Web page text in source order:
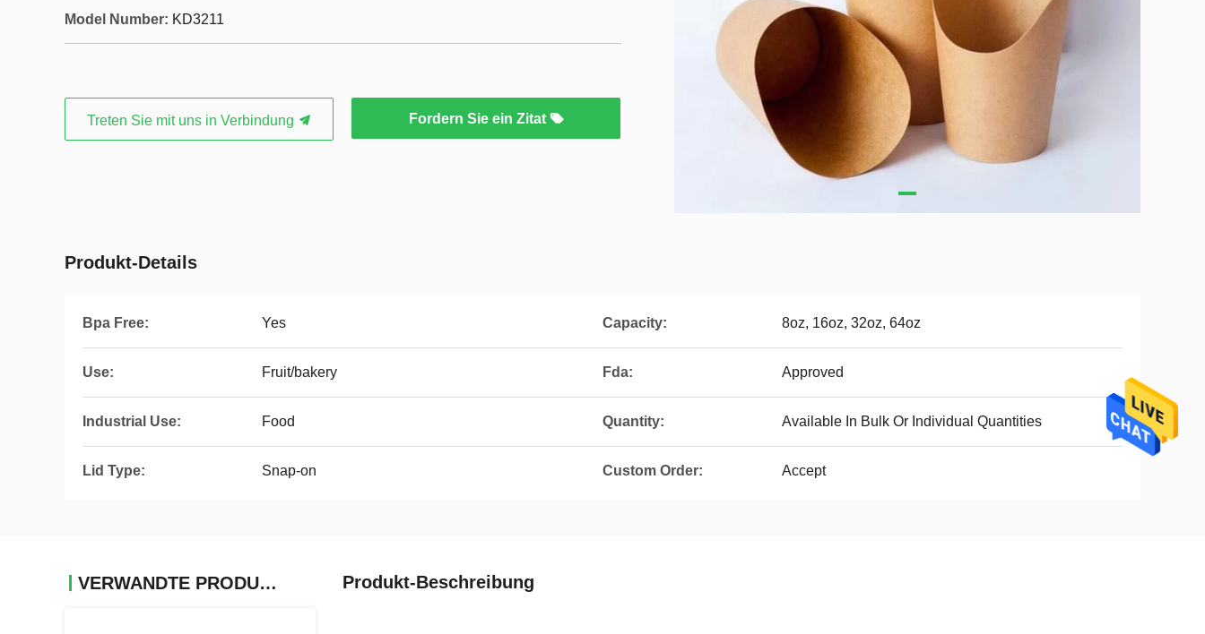
Model Number: KD3211
Treten Sie mit uns in Verbindung Fordern Sie ein Zitat
Produkt-Details
Bpa Free: Yes Capacity: 8oz, 16oz, 32oz, 64oz
Use: Fruit/bakery Fda: Approved
Industrial Use: Food Quantity: Available In Bulk Or Individual Quantities
Lid Type: Snap-on Custom Order: Accept
VERWANDTE PRODUKTE Produkt-Beschreibung